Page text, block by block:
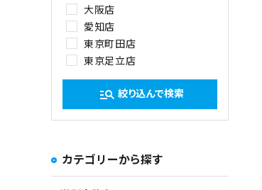
大阪店
愛知店
東京町田店
東京足立店
manage_search 絞り込んで検索
カテゴリーから探す